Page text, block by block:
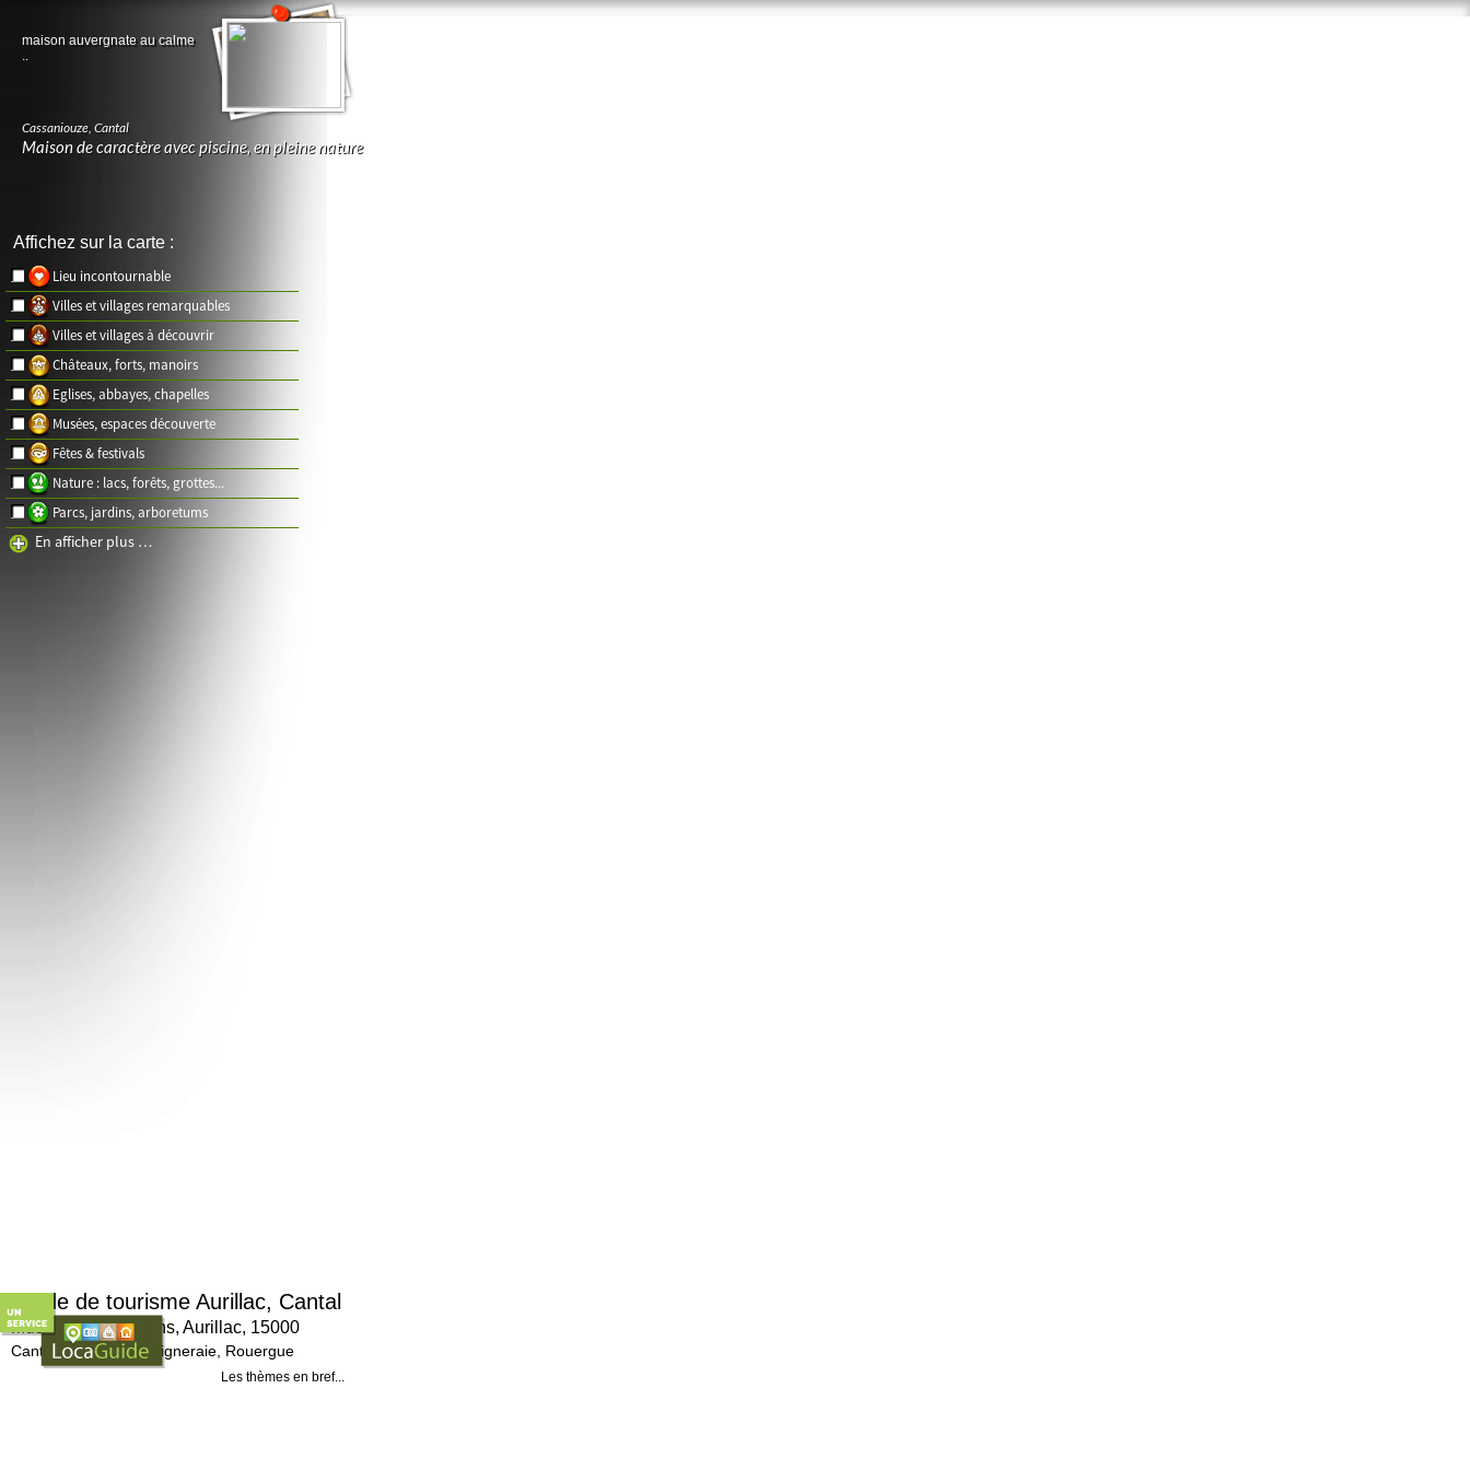
Muséum des volcans, Aurillac, 15000
Guide de tourisme Aurillac, Cantal
Cantal (15), La Chataigneraie, Rouergue
Les thèmes en bref...
maison auvergnate au calme
..
Cassaniouze, Cantal
Maison de caractère avec piscine, en pleine nature
Affichez sur la carte :
Lieu incontournable
Villes et villages remarquables
Villes et villages à découvrir
Châteaux, forts, manoirs
Eglises, abbayes, chapelles
Musées, espaces découverte
Fêtes & festivals
Nature : lacs, forêts, grottes...
Parcs, jardins, arboretums
En afficher plus …